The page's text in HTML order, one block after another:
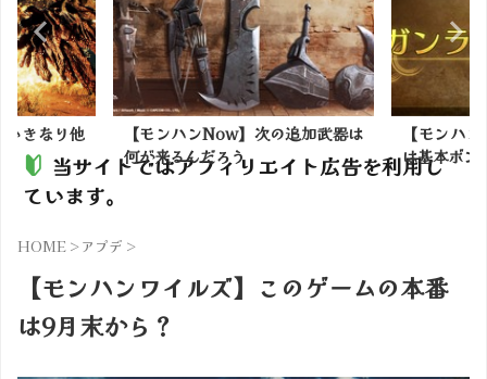
きなり他
【モンハンNow】次の追加武器は
何が来るんだろう
【モンハ
は基本ボン
当サイトではアフィリエイト広告を利用し
ています。
HOME >アプデ >
【モンハンワイルズ】このゲームの本番
は9月末から？